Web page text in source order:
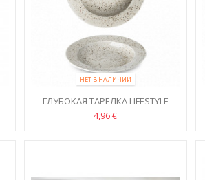
НЕТ В НАЛИЧИИ
ГЛУБОКАЯ ТАРЕЛКА LIFESTYLE
NATURAL 22CM
4,96 €